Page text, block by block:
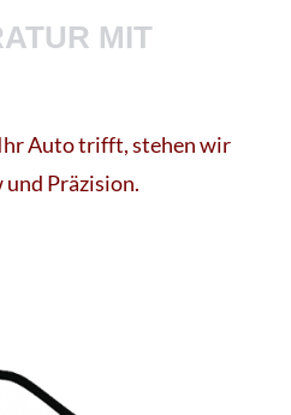
MIT
Auto trifft, stehen wir
Präzision.